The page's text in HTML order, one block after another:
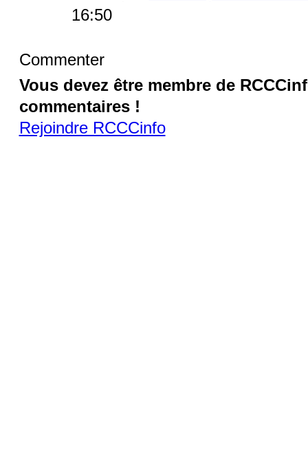
16:50
Commenter
Vous devez être membre de
commentaires !
Rejoindre RCCCinfo